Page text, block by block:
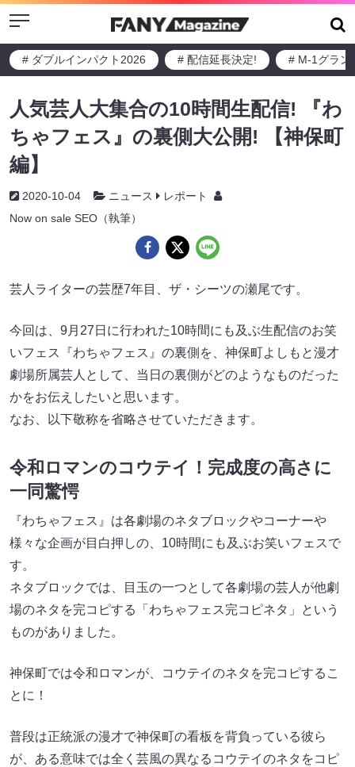
Menu
# ダブルインパクト2026 # 配信延長決定! # M-1グラン
人気芸人大集合の10時間生配信! 『わ
ちゃフェス』の裏側大公開! 【神保町
編】
2020-10-04 ニュース
レポート
Now on sale SEO（執筆）
芸人ライターの芸歴7年目、ザ・シーツの瀬尾です。
今回は、9月27日に行われた10時間にも及ぶ生配信のお笑
いフェス『わちゃフェス』の裏側を、神保町よしもと漫才
劇場所属芸人として、当日の裏側がどのようなものだった
かをお伝えしたいと思います。
なお、以下敬称を省略させていただきます。
令和ロマンのコウテイ！完成度の高さに
一同驚愕
『わちゃフェス』は各劇場のネタブロックやコーナーや
様々な企画が目白押しの、10時間にも及ぶお笑いフェスで
す。
ネタブロックでは、目玉の一つとして各劇場の芸人が他劇
場のネタを完コピする「わちゃフェス完コピネタ」という
ものがありました。
神保町では令和ロマンが、コウテイのネタを完コピするこ
とに！
普段は正統派の漫才で神保町の看板を背負っている彼ら
が、ある意味では全く芸風の異なるコウテイのネタをコピ